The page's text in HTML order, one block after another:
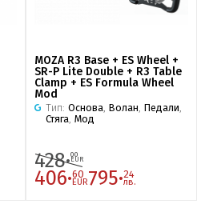
MOZA R3 Base + ES Wheel +
SR-P Lite Double + R3 Table
Clamp + ES Formula Wheel
Mod
Тип: Основа, Волан, Педали,
Стяга, Мод
428·00
EUR
406·60
EUR795·24
лв.